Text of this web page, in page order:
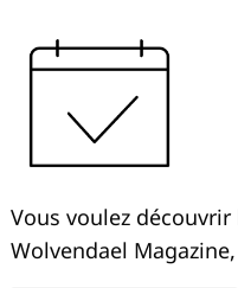
Vous voulez
Wolvendael